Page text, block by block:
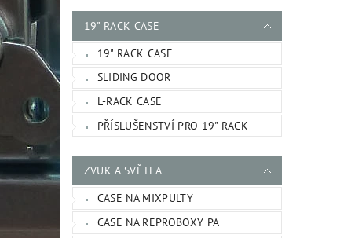
19" RACK CASE
19" RACK CASE
SLIDING DOOR
L-RACK CASE
PŘÍSLUŠENSTVÍ PRO 19" RACK
ZVUK A SVĚTLA
CASE NA MIXPULTY
CASE NA REPROBOXY PA